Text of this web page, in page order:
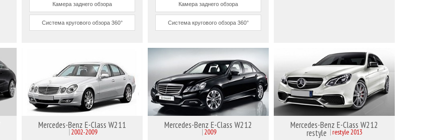
Камера заднего обзора
Система кругового обзора 360°
Камера заднего обзора
Система кругового обзора 360°
Mercedes-Benz E-Class W211
2002-2009
Mercedes-Benz E-Class W212
2009
Mercedes-Benz E-Class W212
restyle restyle 2013